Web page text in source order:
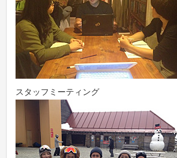
スタッフミーティング